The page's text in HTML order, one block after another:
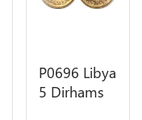
P0696 Libya
5 Dirhams